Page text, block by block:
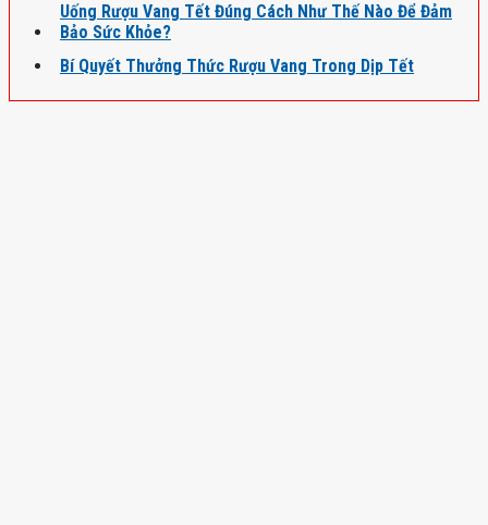
Uống Rượu Vang Tết Đúng Cách Như Thế Nào Để Đảm
Bảo Sức Khỏe?
Bí Quyết Thưởng Thức Rượu Vang Trong Dịp Tết